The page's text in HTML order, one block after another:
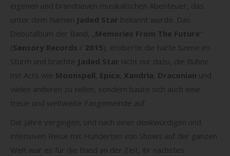
eigenen und brandneuen musikalischen Abenteuer, das
unter dem Namen Jaded Star bekannt wurde. Das
Debütalbum der Band, „Memories From The Future “
( Sensory Records / 2015), eroberte die harte Szene im
Sturm und brachte Jaded Star nicht nur dazu, die Bühne
mit Acts wie Moonspell Epica Xandria Draconian und
vielen anderen zu teilen, sondern baute sich auch eine
treue und weltweite Fangemeinde auf.
Die Jahre vergingen, und nach einer denkwürdigen und
intensiven Reise mit Hunderten von Shows auf der ganzen
Welt war es für die Band an der Zeit, ihr nächstes